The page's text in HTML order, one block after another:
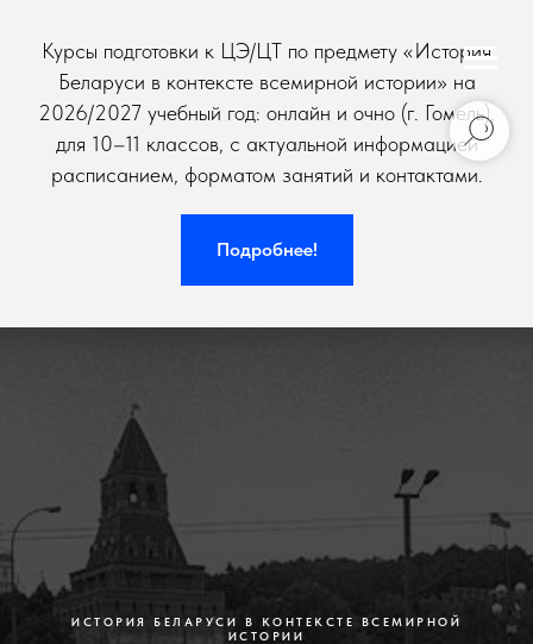
Курсы подготовки к ЦЭ/ЦТ по предмету «История
Беларуси в контексте всемирной истории» на
2026/2027 учебный год: онлайн и очно (г. Гомель),
для 10–11 классов, с актуальной информацией
расписанием, форматом занятий и контактами.
Подробнее!
ИСТОРИЯ БЕЛАРУСИ В КОНТЕКСТЕ ВСЕМИРНОЙ
ИСТОРИИ